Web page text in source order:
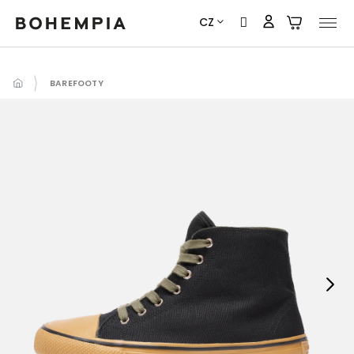
Přejít
obsah
CZ
BAREFOOTY
Next